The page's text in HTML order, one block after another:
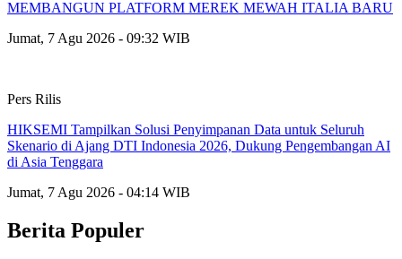
MEMBANGUN PLATFORM MEREK MEWAH ITALIA BARU
Jumat, 7 Agu 2026 - 09:32 WIB
Pers Rilis
HIKSEMI Tampilkan Solusi Penyimpanan Data untuk Seluruh
Skenario di Ajang DTI Indonesia 2026, Dukung Pengembangan AI
di Asia Tenggara
Jumat, 7 Agu 2026 - 04:14 WIB
Berita Populer